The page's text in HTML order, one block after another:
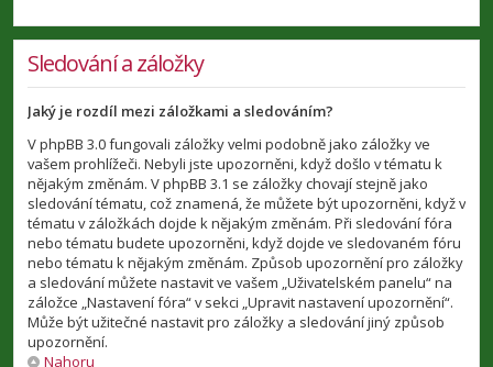
Sledování a záložky
Jaký je rozdíl mezi záložkami a sledováním?
V phpBB 3.0 fungovali záložky velmi podobně jako záložky ve
vašem prohlížeči. Nebyli jste upozorněni, když došlo v tématu k
nějakým změnám. V phpBB 3.1 se záložky chovají stejně jako
sledování tématu, což znamená, že můžete být upozorněni, když v
tématu v záložkách dojde k nějakým změnám. Při sledování fóra
nebo tématu budete upozorněni, když dojde ve sledovaném fóru
nebo tématu k nějakým změnám. Způsob upozornění pro záložky
a sledování můžete nastavit ve vašem „Uživatelském panelu“ na
záložce „Nastavení fóra“ v sekci „Upravit nastavení upozornění“.
Může být užitečné nastavit pro záložky a sledování jiný způsob
upozornění.
Nahoru